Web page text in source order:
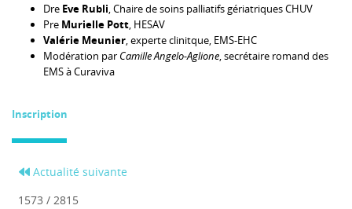
Dre Eve Rubli, Chaire de soins palliatifs gériatriques CHUV
Pre Murielle Pott, HESAV
Valérie Meunier, experte clinitque, EMS-EHC
Modération par Camille Angelo-Aglione, secrétaire romand des
EMS à Curaviva
Inscription
Actualité suivante
1573 / 2815